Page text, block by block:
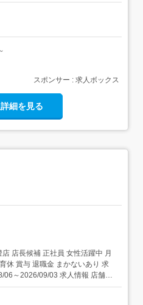
スポンサー : 求人ボックス
細を見る
中 月
賞与 退職金 まかないあり 求
09/03 求人情報 店舗の